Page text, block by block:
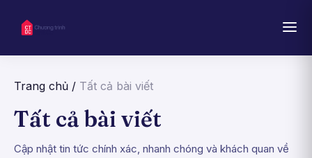
Trang chủ / Tất cả bài viết
Tất cả bài viết
Cập nhật tin tức chính xác, nhanh chóng và khách quan về